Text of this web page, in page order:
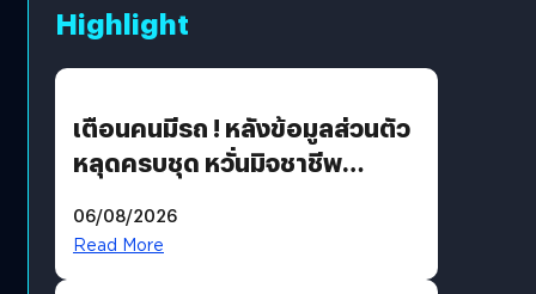
Highlight
เตือนคนมีรถ ! หลังข้อมูลส่วนตัว
หลุดครบชุด หวั่นมิจชาชีพ
รหัสผ่านหลุด ไม่ใช่แฮ็กเกอร์
06/08/2026
Read More